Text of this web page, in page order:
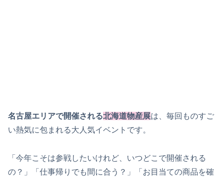
名古屋エリアで開催される北海道物産展は、毎回ものすご
い熱気に包まれる大人気イベントです。
「今年こそは参戦したいけれど、いつどこで開催される
の？」「仕事帰りでも間に合う？」「お目当ての商品を確